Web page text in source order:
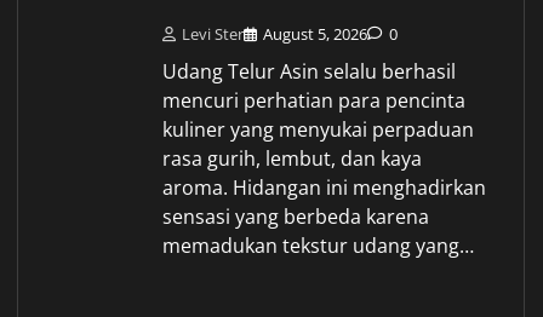
Levi Ster August 5, 2026 0
Udang Telur Asin selalu berhasil
mencuri perhatian para pencinta
kuliner yang menyukai perpaduan
rasa gurih, lembut, dan kaya
aroma. Hidangan ini menghadirkan
sensasi yang berbeda karena
memadukan tekstur udang yang…